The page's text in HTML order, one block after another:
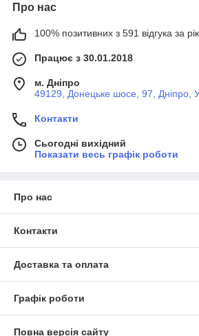
Про нас
100% позитивних з 591 відгука за рік
Працює з 30.01.2018
м. Дніпро
49129, Донецьке шосе, 97, Дніпро,
Контакти
Сьогодні вихідний
Показати весь графік роботи
Про нас
Контакти
Доставка та оплата
Графік роботи
Повна версія сайту